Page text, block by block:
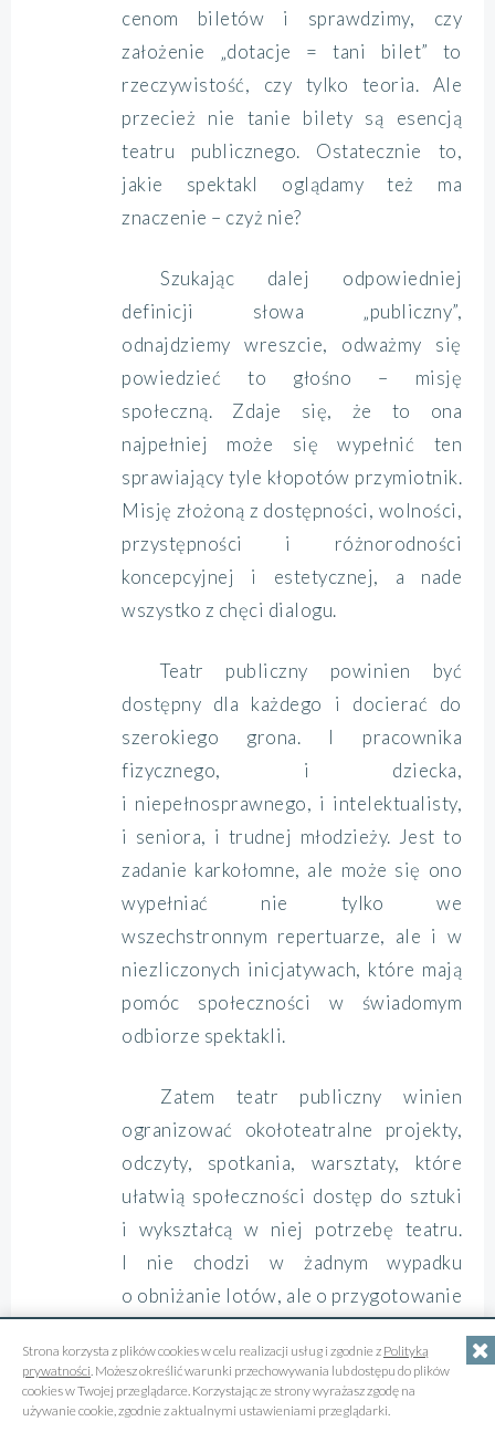
cenom biletów i sprawdzimy, czy
założenie „dotacje = tani bilet” to
rzeczywistość, czy tylko teoria. Ale
przecież nie tanie bilety są esencją
teatru publicznego. Ostatecznie to,
jakie spektakl oglądamy też ma
znaczenie – czyż nie?
Szukając dalej odpowiedniej
definicji słowa „publiczny”,
odnajdziemy wreszcie, odważmy się
powiedzieć to głośno – misję
społeczną. Zdaje się, że to ona
najpełniej może się wypełnić ten
sprawiający tyle kłopotów przymiotnik.
Misję złożoną z dostępności, wolności,
przystępności i różnorodności
koncepcyjnej i estetycznej, a nade
wszystko z chęci dialogu.
Teatr publiczny powinien być
dostępny dla każdego i docierać do
szerokiego grona. I pracownika
fizycznego, i dziecka,
i niepełnosprawnego, i intelektualisty,
i seniora, i trudnej młodzieży. Jest to
zadanie karkołomne, ale może się ono
wypełniać nie tylko we
wszechstronnym repertuarze, ale i w
niezliczonych inicjatywach, które mają
pomóc społeczności w świadomym
odbiorze spektakli.
Zatem teatr publiczny winien
ogranizować okołoteatralne projekty,
odczyty, spotkania, warsztaty, które
ułatwią społeczności dostęp do sztuki
i wykształcą w niej potrzebę teatru.
I nie chodzi w żadnym wypadku
o obniżanie lotów, ale o przygotowanie
kto usiądzie po drugiej stronie. A to
zadanie dyrektora, a nie reżysera. „Teatr
Strona korzysta z plików cookies w celu realizacji usług i zgodnie z Polityką
prywatności. Możesz określić warunki przechowywania lub dostępu do plików
cookies w Twojej przeglądarce. Korzystając ze strony wyrażasz zgodę na
używanie cookie, zgodnie z aktualnymi ustawieniami przeglądarki.